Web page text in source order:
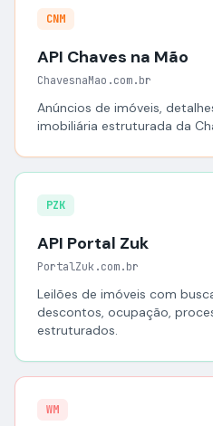
CNM
API Chaves na Mão
ChavesnaMao.com.br
Anúncios de imóveis,
imobiliária estruturada da
PZK
API Portal Zuk
PortalZuk.com.br
Leilões de imóveis com
descontos, ocupação,
estruturados.
WM